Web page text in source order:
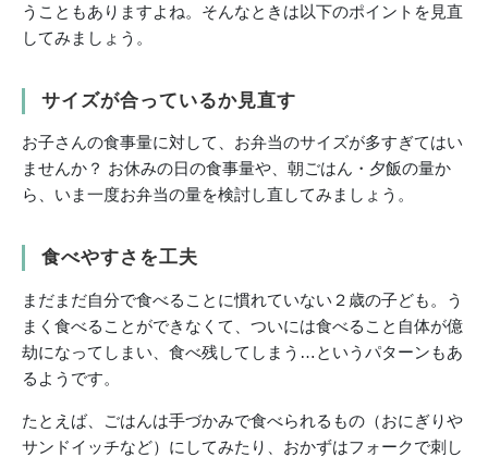
うこともありますよね。そんなときは以下のポイントを見直
してみましょう。
サイズが合っているか見直す
お子さんの食事量に対して、お弁当のサイズが多すぎてはい
ませんか？ お休みの日の食事量や、朝ごはん・夕飯の量か
ら、いま一度お弁当の量を検討し直してみましょう。
食べやすさを工夫
まだまだ自分で食べることに慣れていない２歳の子ども。う
まく食べることができなくて、ついには食べること自体が億
劫になってしまい、食べ残してしまう…というパターンもあ
るようです。
たとえば、ごはんは手づかみで食べられるもの（おにぎりや
サンドイッチなど）にしてみたり、おかずはフォークで刺し